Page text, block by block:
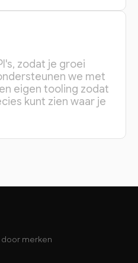
zodat je groei
we met
eigen tooling zodat
kunt zien waar je
merken